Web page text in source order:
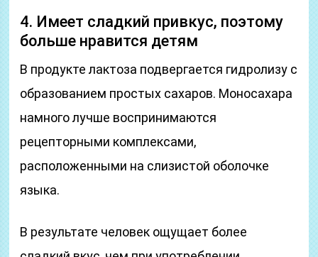
4. Имеет сладкий привкус, поэтому
больше нравится детям
В продукте лактоза подвергается гидролизу с
образованием простых сахаров. Моносахара
намного лучше воспринимаются
рецепторными комплексами,
расположенными на слизистой оболочке
языка.
В результате человек ощущает более